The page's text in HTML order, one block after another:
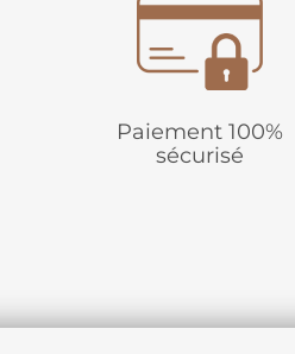
Paiement 100%
sécurisé